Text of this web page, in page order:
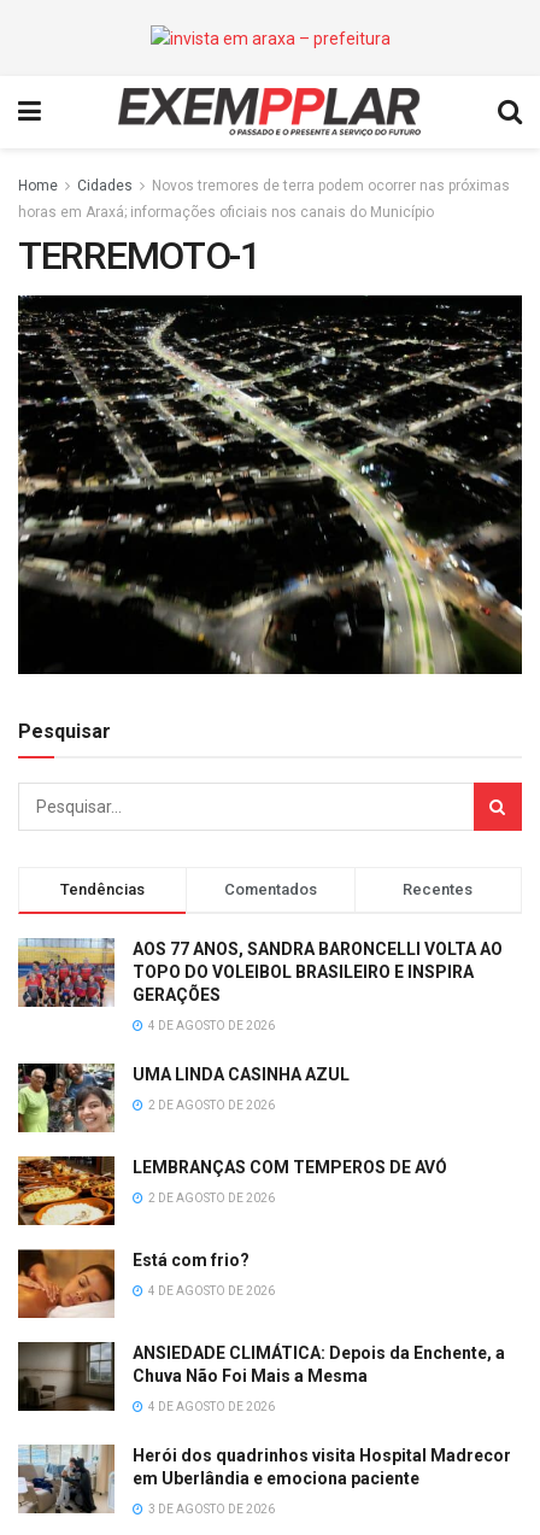
Home Cidades
Novos tremores de terra podem ocorrer nas próximas
horas em Araxá; informações oficiais nos canais do Município
TERREMOTO-1
Pesquisar
Tendências Comentados Recentes
AOS 77 ANOS, SANDRA BARONCELLI VOLTA AO
TOPO DO VOLEIBOL BRASILEIRO E INSPIRA
GERAÇÕES
4 DE AGOSTO DE 2026
UMA LINDA CASINHA AZUL
2 DE AGOSTO DE 2026
LEMBRANÇAS COM TEMPEROS DE AVÓ
2 DE AGOSTO DE 2026
Está com frio?
4 DE AGOSTO DE 2026
ANSIEDADE CLIMÁTICA: Depois da Enchente, a
Chuva Não Foi Mais a Mesma
4 DE AGOSTO DE 2026
Herói dos quadrinhos visita Hospital Madrecor
em Uberlândia e emociona paciente
3 DE AGOSTO DE 2026